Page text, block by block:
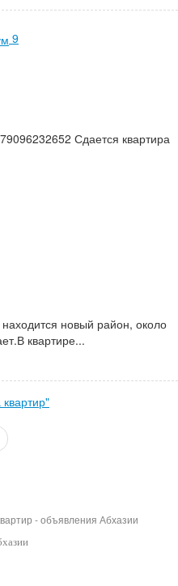
9
Сдается квартира
новый район, около
квартире...
- объявления Абхазии